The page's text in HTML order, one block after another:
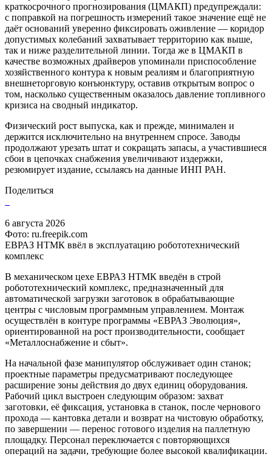
краткосрочного прогнозирования (ЦМАКП) предупреждали:
с поправкой на погрешность измерений такое значение ещё не
даёт оснований уверенно фиксировать оживление — коридор
допустимых колебаний захватывает территорию как выше,
так и ниже разделительной линии. Тогда же в ЦМАКП в
качестве возможных драйверов упоминали приспособление
хозяйственного контура к новым реалиям и благоприятную
внешнеторговую конъюнктуру, оставив открытым вопрос о
том, насколько существенным оказалось давление топливного
кризиса на сводный индикатор.
Физический рост выпуска, как и прежде, минимален и
держится исключительно на внутреннем спросе. Заводы
продолжают урезать штат и сокращать запасы, а участившиеся
сбои в цепочках снабжения увеличивают издержки,
резюмирует издание, ссылаясь на данные ИНП РАН.
Поделиться
6 августа 2026
Фото: ru.freepik.com
ЕВРАЗ НТМК ввёл в эксплуатацию робототехнический
комплекс
В механическом цехе ЕВРАЗ НТМК введён в строй
робототехнический комплекс, предназначенный для
автоматической загрузки заготовок в обрабатывающие
центры с числовым программным управлением. Монтаж
осуществлён в контуре программы «ЕВРАЗ Эволюция»,
ориентированной на рост производительности, сообщает
«Металлоснабжение и сбыт».
На начальной фазе манипулятор обслуживает один станок;
проектные параметры предусматривают последующее
расширение зоны действия до двух единиц оборудования.
Рабочий цикл выстроен следующим образом: захват
заготовки, её фиксация, установка в станок, после чернового
прохода — кантовка детали и возврат на чистовую обработку,
по завершении — перенос готового изделия на паллетную
площадку. Персонал переключается с повторяющихся
операций на задачи, требующие более высокой квалификации.